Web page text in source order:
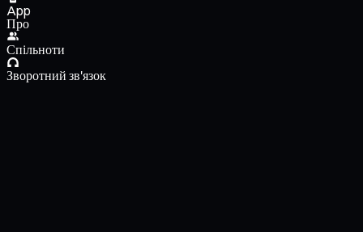
App
Про
Спільноти
Зворотний зв'язок